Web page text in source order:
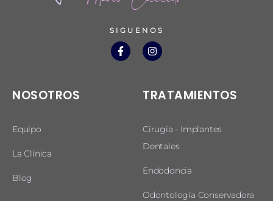
SIGUENOS
NOSOTROS
Equipo
La Clínica
Blog
TRATAMIENTOS
Cirugia - Implantes
Dentales
Endodoncia
Odontología Conservadora